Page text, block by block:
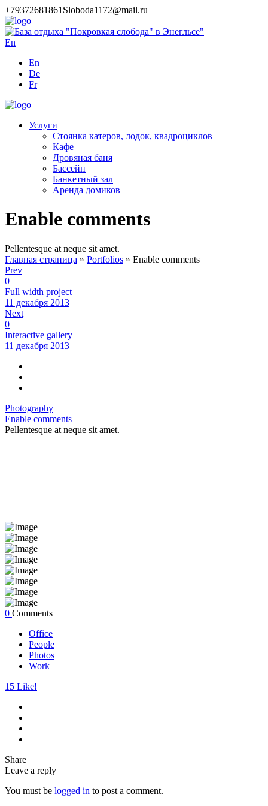
+79372681861 Sloboda1172@mail.ru
En
En
De
Fr
Услуги
Стоянка катеров, лодок, квадроциклов
Кафе
Дровяная баня
Бассейн
Банкетный зал
Аренда домиков
Enable comments
Pellentesque at neque sit amet.
Главная страница » Portfolios » Enable comments
Prev
0
Full width project
11 декабря 2013
Next
0
Interactive gallery
11 декабря 2013
Photography
Enable comments
Pellentesque at neque sit amet.
0 Comments
Office
People
Photos
Work
15 Like!
Share
Leave a reply
You must be logged in to post a comment.